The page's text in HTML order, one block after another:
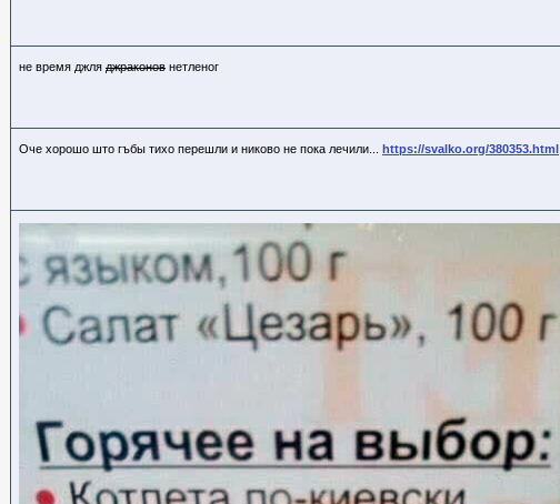
не время джля джраконов нетленог
Оче хорошо што гъбы тихо перешли и никово не пока лечили... https://svalko.org/380353.html